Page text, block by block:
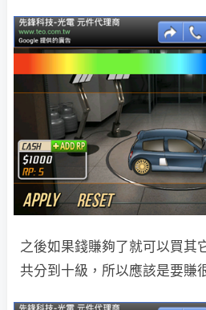
之後如果錢賺夠了就可以買其
共分到十級，所以應該是要賺